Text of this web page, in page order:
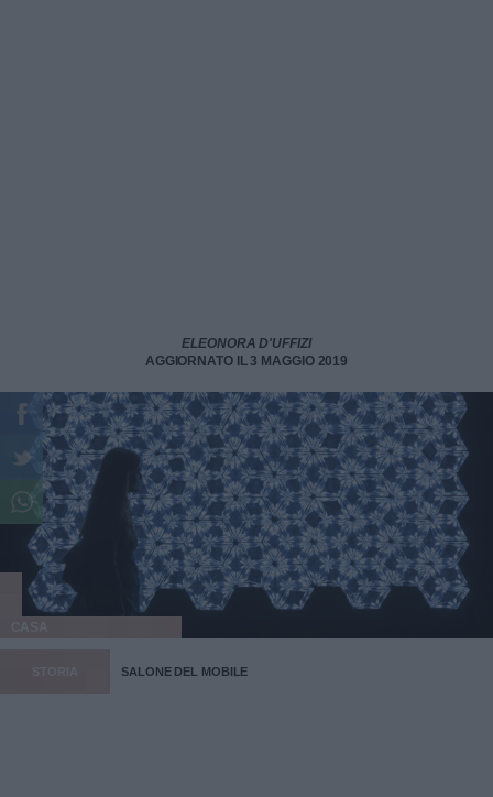
ELEONORA D'UFFIZI
AGGIORNATO IL 3 MAGGIO 2019
SALONE DEL MOBILE